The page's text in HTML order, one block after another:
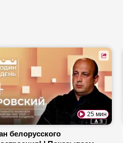
25 мин
белорусского